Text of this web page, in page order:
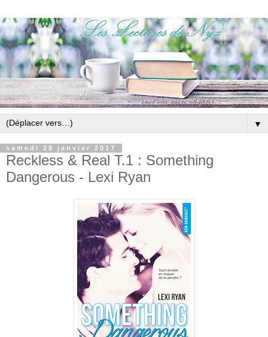
▼
samedi 28 janvier 2017
Reckless & Real T.1 : Something
Dangerous - Lexi Ryan